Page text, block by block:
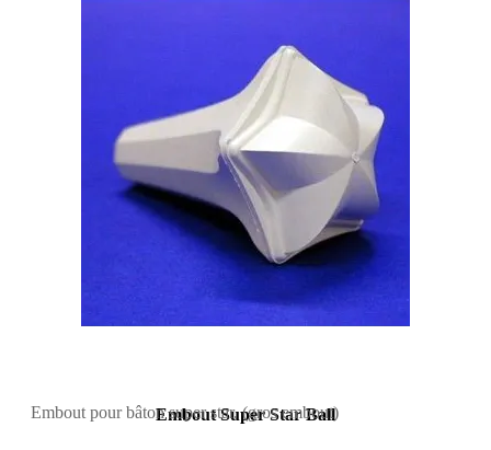
Embout Super Star Ball
Embout pour bâton super star. (gros embout)